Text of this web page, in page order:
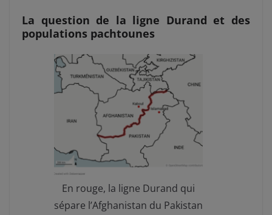
La question de la ligne Durand et des
populations pachtounes
En rouge, la ligne Durand qui
sépare l’Afghanistan du Pakistan